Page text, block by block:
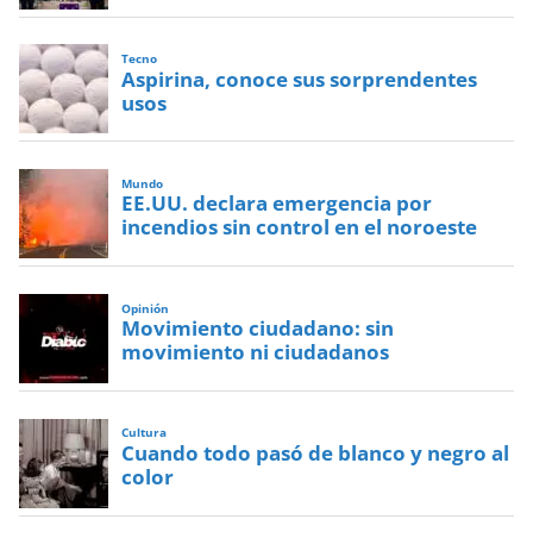
Tecno
Aspirina, conoce sus sorprendentes
usos
Mundo
EE.UU. declara emergencia por
incendios sin control en el noroeste
Opinión
Movimiento ciudadano: sin
movimiento ni ciudadanos
Cultura
Cuando todo pasó de blanco y negro al
color